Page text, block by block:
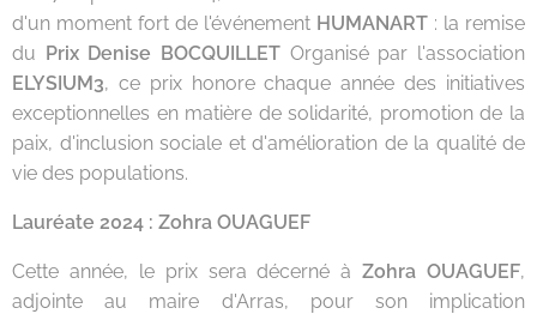
d'un moment fort de l'événement HUMANART : la remise
du Prix Denise BOCQUILLET Organisé par l'association
ELYSIUM3, ce prix honore chaque année des initiatives
exceptionnelles en matière de solidarité, promotion de la
paix, d'inclusion sociale et d'amélioration de la qualité de
vie des populations.
Lauréate 2024 : Zohra OUAGUEF
Cette année, le prix sera décerné àZohra OUAGUEF,
adjointe au maire d'Arras, pour son implication